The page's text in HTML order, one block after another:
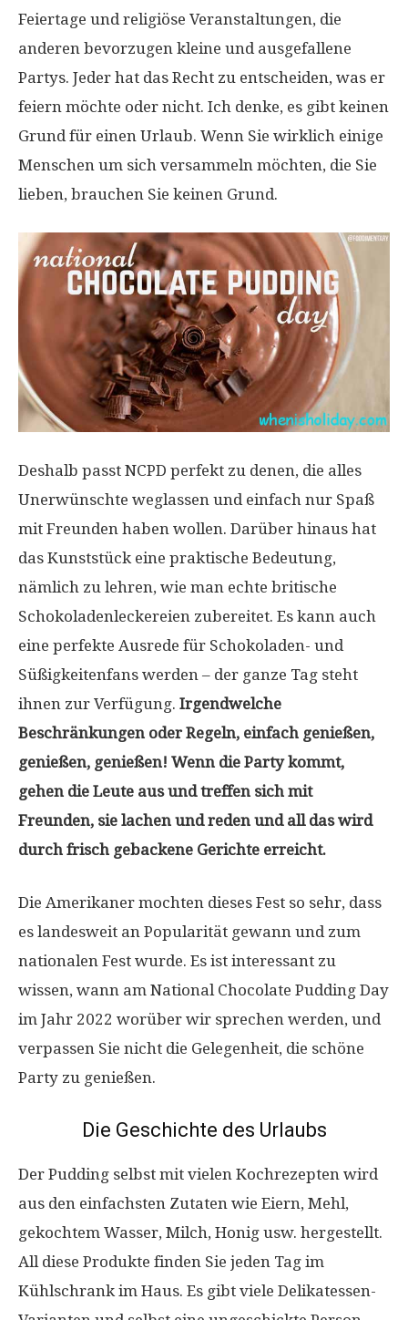
Feiertage und religiöse Veranstaltungen, die
anderen bevorzugen kleine und ausgefallene
Partys. Jeder hat das Recht zu entscheiden, was er
feiern möchte oder nicht. Ich denke, es gibt keinen
Grund für einen Urlaub. Wenn Sie wirklich einige
Menschen um sich versammeln möchten, die Sie
lieben, brauchen Sie keinen Grund.
Deshalb passt NCPD perfekt zu denen, die alles
Unerwünschte weglassen und einfach nur Spaß
mit Freunden haben wollen. Darüber hinaus hat
das Kunststück eine praktische Bedeutung,
nämlich zu lehren, wie man echte britische
Schokoladenleckereien zubereitet. Es kann auch
eine perfekte Ausrede für Schokoladen- und
Süßigkeitenfans werden – der ganze Tag steht
ihnen zur Verfügung. Irgendwelche
Beschränkungen oder Regeln, einfach genießen,
genießen, genießen! Wenn die Party kommt,
gehen die Leute aus und treffen sich mit
Freunden, sie lachen und reden und all das wird
durch frisch gebackene Gerichte erreicht.
Die Amerikaner mochten dieses Fest so sehr, dass
es landesweit an Popularität gewann und zum
nationalen Fest wurde. Es ist interessant zu
wissen, wann am National Chocolate Pudding Day
im Jahr 2022 worüber wir sprechen werden, und
verpassen Sie nicht die Gelegenheit, die schöne
Party zu genießen.
Die Geschichte des Urlaubs
Der Pudding selbst mit vielen Kochrezepten wird
aus den einfachsten Zutaten wie Eiern, Mehl,
gekochtem Wasser, Milch, Honig usw. hergestellt.
All diese Produkte finden Sie jeden Tag im
Kühlschrank im Haus. Es gibt viele Delikatessen-